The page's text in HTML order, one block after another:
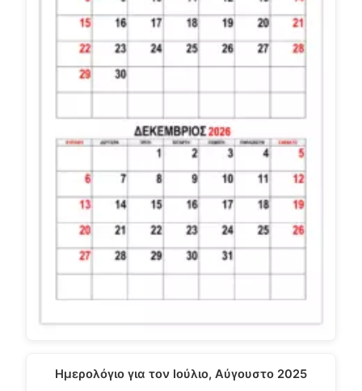
Ημερολόγιο για τον Ιούλιο, Αύγουστο 2025